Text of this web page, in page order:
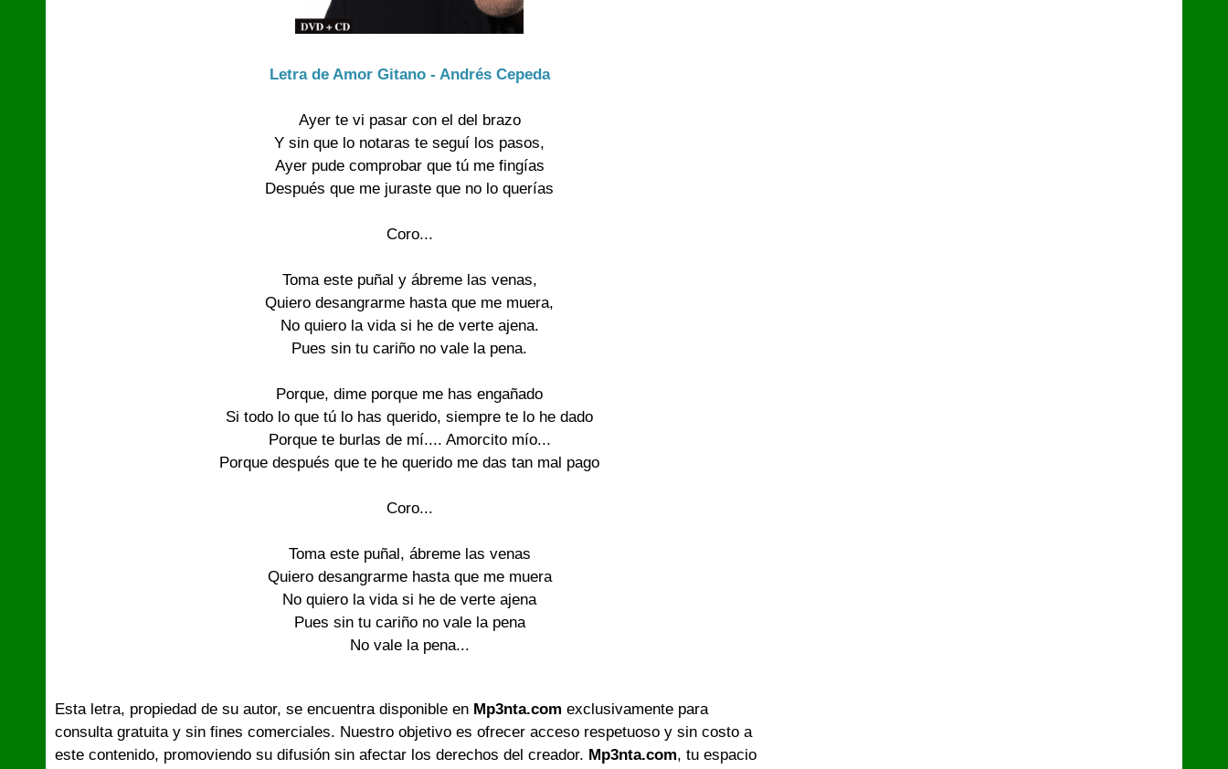
Letra de Amor Gitano - Andrés Cepeda
Ayer te vi pasar con el del brazo
Y sin que lo notaras te seguí los pasos,
Ayer pude comprobar que tú me fingías
Después que me juraste que no lo querías
Coro...
Toma este puñal y ábreme las venas,
Quiero desangrarme hasta que me muera,
No quiero la vida si he de verte ajena.
Pues sin tu cariño no vale la pena.
Porque, dime porque me has engañado
Si todo lo que tú lo has querido, siempre te lo he dado
Porque te burlas de mí.... Amorcito mío...
Porque después que te he querido me das tan mal pago
Coro...
Toma este puñal, ábreme las venas
Quiero desangrarme hasta que me muera
No quiero la vida si he de verte ajena
Pues sin tu cariño no vale la pena
No vale la pena...
Esta letra, propiedad de su autor, se encuentra disponible en Mp3nta.com exclusivamente para
consulta gratuita y sin fines comerciales. Nuestro objetivo es ofrecer acceso respetuoso y sin costo a
este contenido, promoviendo su difusión sin afectar los derechos del creador. Mp3nta.com, tu espacio